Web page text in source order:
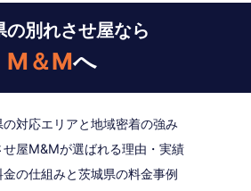
の別れさせ屋なら
M＆Mへ
の対応エリアと地域密着の強み
せ屋M&Mが選ばれる理由・実績
金の仕組みと茨城県の料金事例